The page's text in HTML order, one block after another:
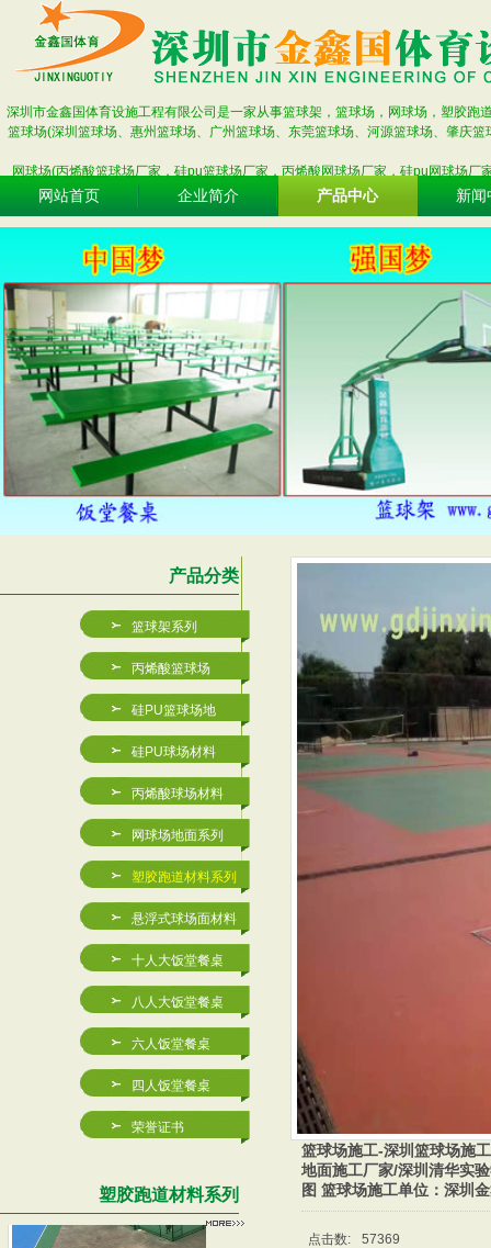
深圳市金鑫国体育设施工程有限公司是一家从事篮球架，篮球场，网球场，塑胶
篮球场(深圳篮球场、惠州篮球场、广州篮球场、东莞篮球场、河源篮球场、肇庆
网球场(丙烯酸篮球场厂家，硅pu篮球场厂家，丙烯酸网球场厂家，硅pu网球场
网站首页 企业简介 产品中心 新闻
产品分类
篮球架系列
丙烯酸篮球场
硅PU篮球场地
硅PU球场材料
丙烯酸球场材料
网球场地面系列
塑胶跑道材料系列
悬浮式球场面材料
十人大饭堂餐桌
八人大饭堂餐桌
六人饭堂餐桌
四人饭堂餐桌
荣誉证书
塑胶跑道材料系列
JXB-A001玻璃钢篮
2023塑胶篮球场/塑胶 篮球场施工厂家,惠州篮球
篮球场施工-深圳篮球场施
地面施工厂家/深圳清华实
图 篮球场施工单位：深圳
点击数: 57369